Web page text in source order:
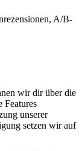
A/B-
wir dir über die
Features
unserer
setzen wir auf